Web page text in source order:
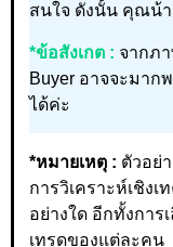
สนใจ ดังนั้น คุณน้า
*ข้อสังเกต : จากภ
Buyer อาจจะมาก
ได้ค่ะ
*หมายเหตุ : ตัวอย่
การวิเคราะห์เชิง
อย่างใด อีกทั้งกา
เทรดของแต่ละคน